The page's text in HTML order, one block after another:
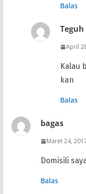
Balas
Teguh
April
Kalau
kan
Balas
bagas
Maret 24,
Domisili
Balas